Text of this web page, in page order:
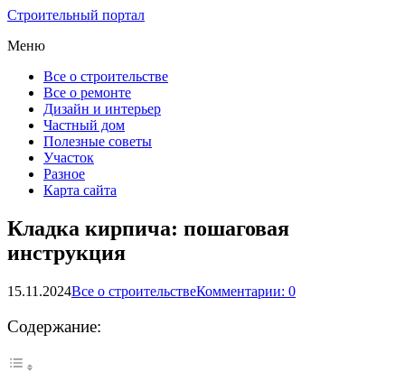
Строительный портал
Меню
Все о строительстве
Все о ремонте
Дизайн и интерьер
Частный дом
Полезные советы
Участок
Разное
Карта сайта
Кладка кирпича: пошаговая
инструкция
15.11.2024Все о строительствеКомментарии: 0
Содержание: